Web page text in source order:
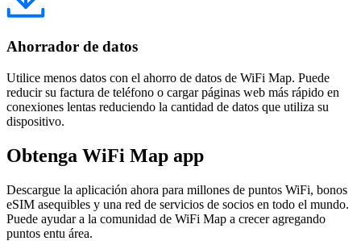
Ahorrador de datos
Utilice menos datos con el ahorro de datos de WiFi Map. Puede
reducir su factura de teléfono o cargar páginas web más rápido en
conexiones lentas reduciendo la cantidad de datos que utiliza su
dispositivo.
Obtenga WiFi Map app
Descargue la aplicación ahora para millones de puntos WiFi, bonos
eSIM asequibles y una red de servicios de socios en todo el mundo.
Puede ayudar a la comunidad de WiFi Map a crecer agregando
puntos entu área.